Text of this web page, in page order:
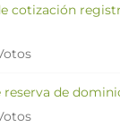
cotización
de